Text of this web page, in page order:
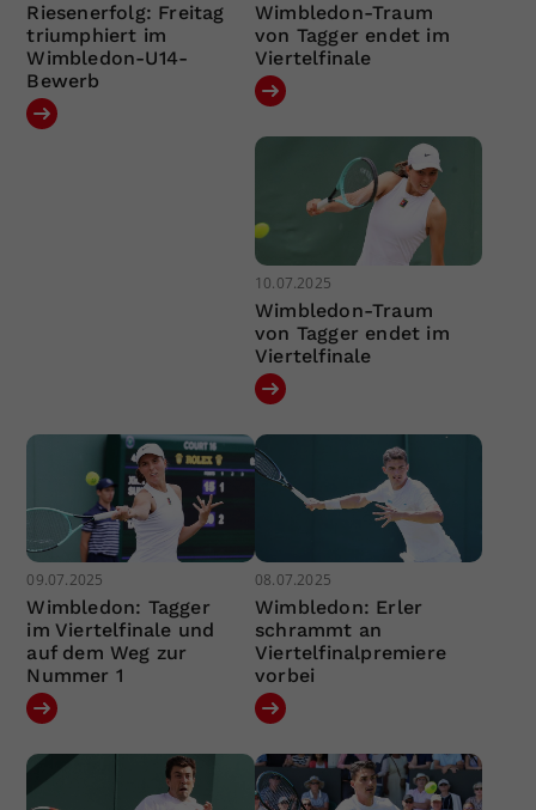
Riesenerfolg: Freitag
triumphiert im
Wimbledon-U14-
Bewerb
Wimbledon-Traum
von Tagger endet im
Viertelfinale
10.07.2025
Wimbledon-Traum
von Tagger endet im
Viertelfinale
09.07.2025
Wimbledon: Tagger
im Viertelfinale und
auf dem Weg zur
Nummer 1
08.07.2025
Wimbledon: Erler
schrammt an
Viertelfinalpremiere
vorbei